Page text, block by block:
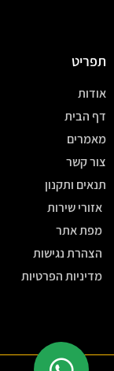
תפריט
אודות
דף הבית
מאמרים
צור קשר
תנאים ותקנון
אזורי שירות
מפת אתר
הצהרת נגישות
מדיניות הפרטיות